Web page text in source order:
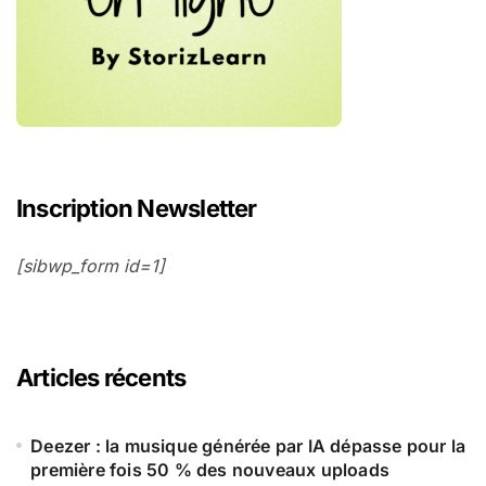
Inscription Newsletter
[sibwp_form id=1]
Articles récents
Deezer : la musique générée par IA dépasse pour la
première fois 50 % des nouveaux uploads